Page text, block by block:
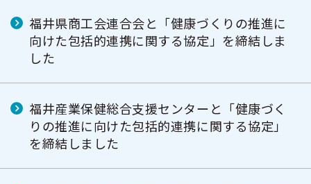
福井県商工会連合会と「健康づくりの推進に
向けた包括的連携に関する協定」を締結しま
した
福井産業保健総合支援センターと「健康づく
りの推進に向けた包括的連携に関する協定」
を締結しました